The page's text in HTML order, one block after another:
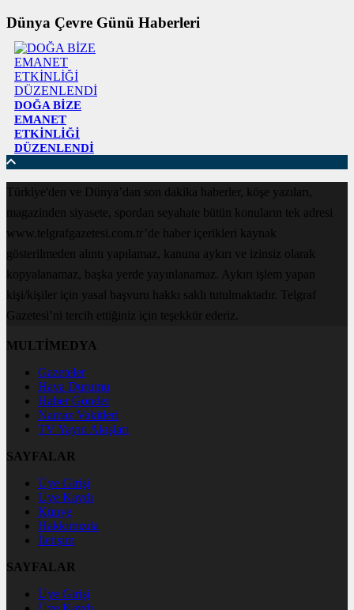
Dünya Çevre Günü Haberleri
DOĞA BİZE
EMANET
ETKİNLİĞİ
DÜZENLENDİ
Türkiye'den ve Dünya’dan son dakika haberler, köşe yazıları,
magazinden siyasete, spordan seyahate bütün konuların tek adresi
www.telgrafgazetesi.com.tr’de haber içerikleri kaynak
gösterilmeden alıntı yapılamaz, kanuna aykırı ve izinsiz olarak
kopyalanamaz, başka yerde yayınlanamaz. Aykırı işlem yapan
kişi/kişiler için yasal başvuru hakkı saklı tutulmaktadır. Telgraf
Gazetesi’ni tercih ettiğiniz için teşekkür ederiz.
MULTİMEDYA
Gazeteler
Hava Durumu
Haber Gönder
Namaz Vakitleri
TV Yayın Akışları
SAYFALAR
Üye Girişi
Üye Kaydı
Künye
Hakkımızda
İletişim
SAYFALAR
Üye Girişi